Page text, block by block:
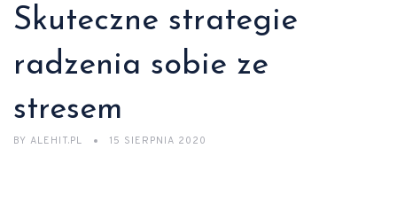
Skuteczne strategie
radzenia sobie ze
stresem
BY ALEHIT.PL 15 SIERPNIA 2020